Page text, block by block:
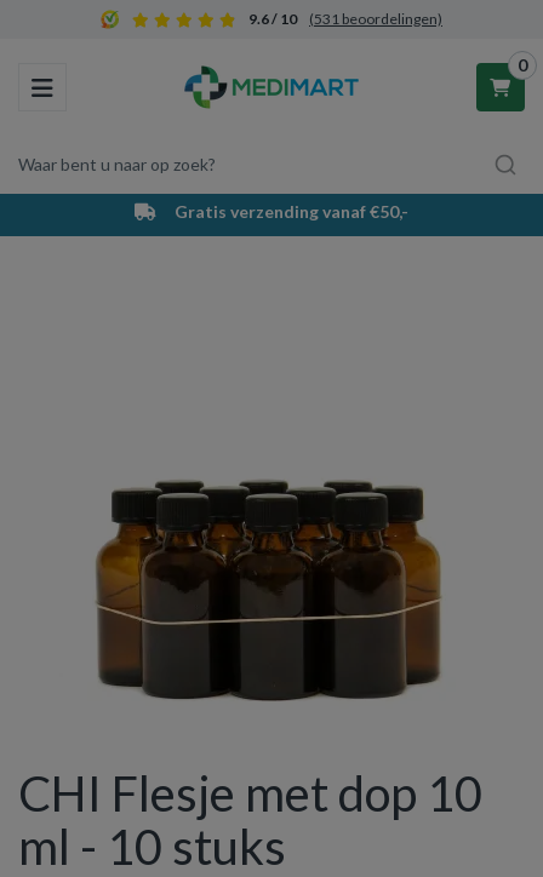
9.6 / 10 (531 beoordelingen)
Toggle navigation
Waar bent u naar op zoek?
0
Winkelwagen
Gratis verzending vanaf €50,-
CHI Flesje met dop 10
ml - 10 stuks